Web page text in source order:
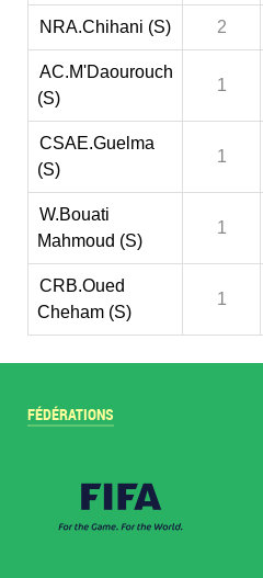
NRA.Chihani (S) 2
AC.M'Daourouch
(S)
1
CSAE.Guelma
(S)
1
W.Bouati
Mahmoud (S)
1
CRB.Oued
Cheham (S)
1
FÉDÉRATIONS